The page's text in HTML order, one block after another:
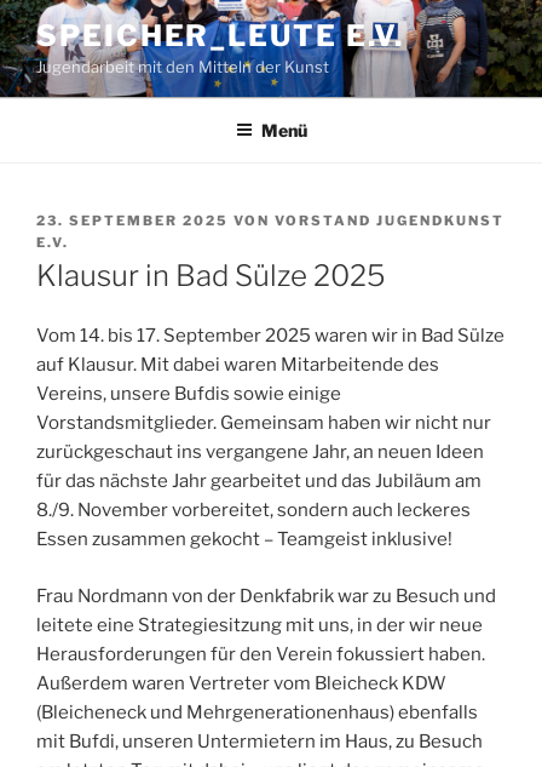
Zum
Inhalt
springen
SPEICHER_LEUTE E.V.
Jugendarbeit mit den Mitteln der Kunst
Menü
VERÖFFENTLICHT
AM
23. SEPTEMBER 2025 VON VORSTAND JUGENDKUNST
E.V.
Klausur in Bad Sülze 2025
Vom 14. bis 17. September 2025 waren wir in Bad Sülze
auf Klausur. Mit dabei waren Mitarbeitende des
Vereins, unsere Bufdis sowie einige
Vorstandsmitglieder. Gemeinsam haben wir nicht nur
zurückgeschaut ins vergangene Jahr, an neuen Ideen
für das nächste Jahr gearbeitet und das Jubiläum am
8./9. November vorbereitet, sondern auch leckeres
Essen zusammen gekocht – Teamgeist inklusive!
Frau Nordmann von der Denkfabrik war zu Besuch und
leitete eine Strategiesitzung mit uns, in der wir neue
Herausforderungen für den Verein fokussiert haben.
Außerdem waren Vertreter vom Bleicheck KDW
(Bleicheneck und Mehrgenerationenhaus) ebenfalls
mit Bufdi, unseren Untermietern im Haus, zu Besuch